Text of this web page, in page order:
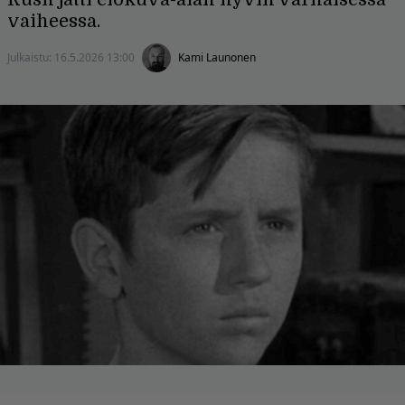
vaiheessa.
Julkaistu: 16.5.2026 13:00 Kami Launonen